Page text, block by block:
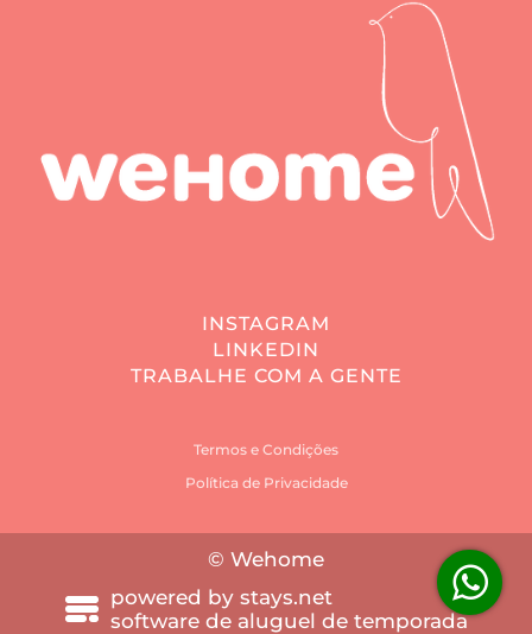
Termos e Condições
Política de Privacidade
INSTAGRAM
LINKEDIN
TRABALHE COM A GENTE
© Wehome
powered by stays.net
software de aluguel de temporada